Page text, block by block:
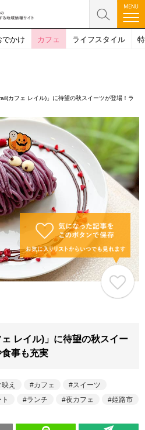
でかけ カフェ ライフスタイル
カフェ レイル)」に待望の秋スイーツが登場！ラ
レイル)」に待望の秋スイー
事も充実
え カフェ
スイーツ
ランチ 夜カフェ 姫路市